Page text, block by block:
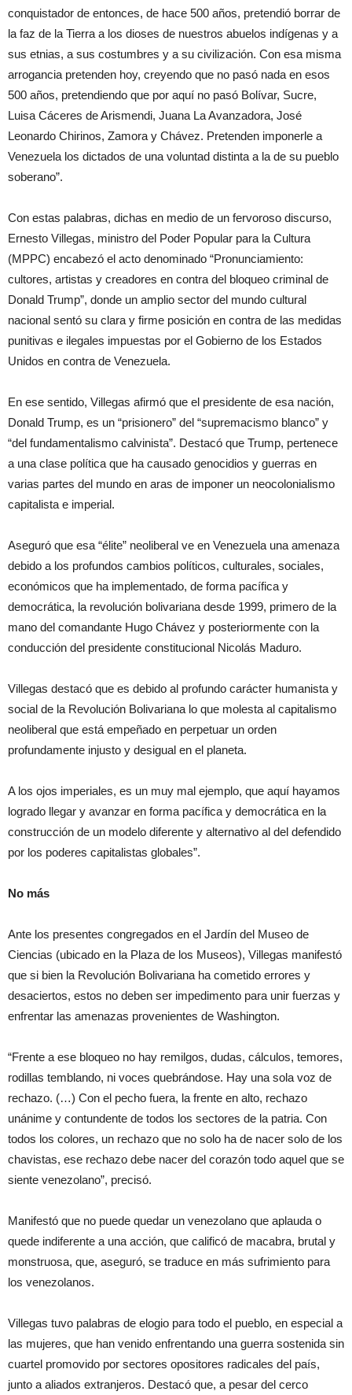
conquistador de entonces, de hace 500 años, pretendió borrar de
la faz de la Tierra a los dioses de nuestros abuelos indígenas y a
sus etnias, a sus costumbres y a su civilización. Con esa misma
arrogancia pretenden hoy, creyendo que no pasó nada en esos
500 años, pretendiendo que por aquí no pasó Bolívar, Sucre,
Luisa Cáceres de Arismendi, Juana La Avanzadora, José
Leonardo Chirinos, Zamora y Chávez. Pretenden imponerle a
Venezuela los dictados de una voluntad distinta a la de su pueblo
soberano”.
Con estas palabras, dichas en medio de un fervoroso discurso,
Ernesto Villegas, ministro del Poder Popular para la Cultura
(MPPC) encabezó el acto denominado “Pronunciamiento:
cultores, artistas y creadores en contra del bloqueo criminal de
Donald Trump”, donde un amplio sector del mundo cultural
nacional sentó su clara y firme posición en contra de las medidas
punitivas e ilegales impuestas por el Gobierno de los Estados
Unidos en contra de Venezuela.
En ese sentido, Villegas afirmó que el presidente de esa nación,
Donald Trump, es un “prisionero” del “supremacismo blanco” y
“del fundamentalismo calvinista”. Destacó que Trump, pertenece
a una clase política que ha causado genocidios y guerras en
varias partes del mundo en aras de imponer un neocolonialismo
capitalista e imperial.
Aseguró que esa “élite” neoliberal ve en Venezuela una amenaza
debido a los profundos cambios políticos, culturales, sociales,
económicos que ha implementado, de forma pacífica y
democrática, la revolución bolivariana desde 1999, primero de la
mano del comandante Hugo Chávez y posteriormente con la
conducción del presidente constitucional Nicolás Maduro.
Villegas destacó que es debido al profundo carácter humanista y
social de la Revolución Bolivariana lo que molesta al capitalismo
neoliberal que está empeñado en perpetuar un orden
profundamente injusto y desigual en el planeta.
A los ojos imperiales, es un muy mal ejemplo, que aquí hayamos
logrado llegar y avanzar en forma pacífica y democrática en la
construcción de un modelo diferente y alternativo al del defendido
por los poderes capitalistas globales”.
No más
Ante los presentes congregados en el Jardín del Museo de
Ciencias (ubicado en la Plaza de los Museos), Villegas manifestó
que si bien la Revolución Bolivariana ha cometido errores y
desaciertos, estos no deben ser impedimento para unir fuerzas y
enfrentar las amenazas provenientes de Washington.
“Frente a ese bloqueo no hay remilgos, dudas, cálculos, temores,
rodillas temblando, ni voces quebrándose. Hay una sola voz de
rechazo. (…) Con el pecho fuera, la frente en alto, rechazo
unánime y contundente de todos los sectores de la patria. Con
todos los colores, un rechazo que no solo ha de nacer solo de los
chavistas, ese rechazo debe nacer del corazón todo aquel que se
siente venezolano”, precisó.
Manifestó que no puede quedar un venezolano que aplauda o
quede indiferente a una acción, que calificó de macabra, brutal y
monstruosa, que, aseguró, se traduce en más sufrimiento para
los venezolanos.
Villegas tuvo palabras de elogio para todo el pueblo, en especial a
las mujeres, que han venido enfrentando una guerra sostenida sin
cuartel promovido por sectores opositores radicales del país,
junto a aliados extranjeros. Destacó que, a pesar del cerco